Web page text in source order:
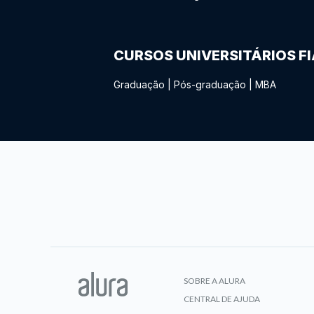
CURSOS UNIVERSITÁRIOS
Graduação Pós-graduação MBA
SOBRE A ALURA
CENTRAL DE AJUDA